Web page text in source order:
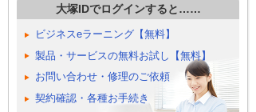
大塚IDでログインすると……
ビジネスeラーニング【無料】
製品・サービスの無料お試し【無料】
お問い合わせ・修理のご依頼
契約確認・各種お手続き